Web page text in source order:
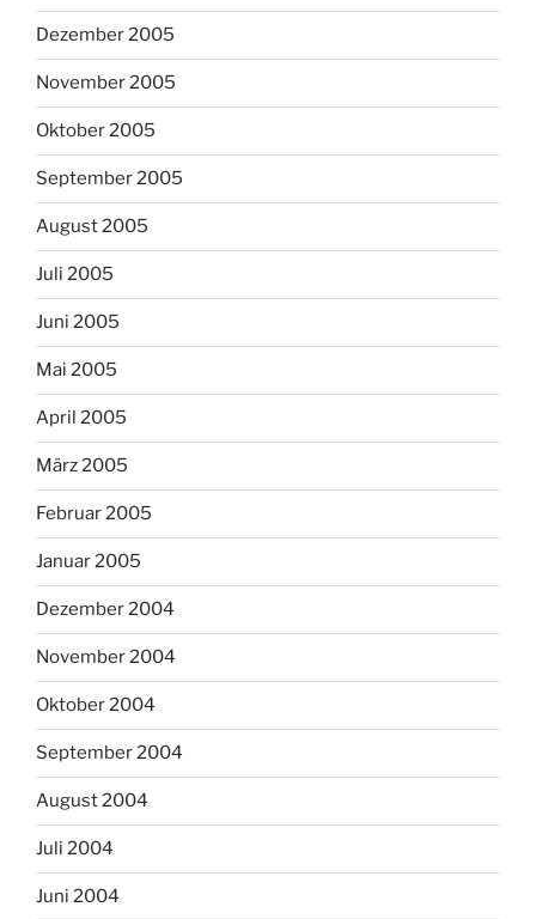
Dezember 2005
November 2005
Oktober 2005
September 2005
August 2005
Juli 2005
Juni 2005
Mai 2005
April 2005
März 2005
Februar 2005
Januar 2005
Dezember 2004
November 2004
Oktober 2004
September 2004
August 2004
Juli 2004
Juni 2004